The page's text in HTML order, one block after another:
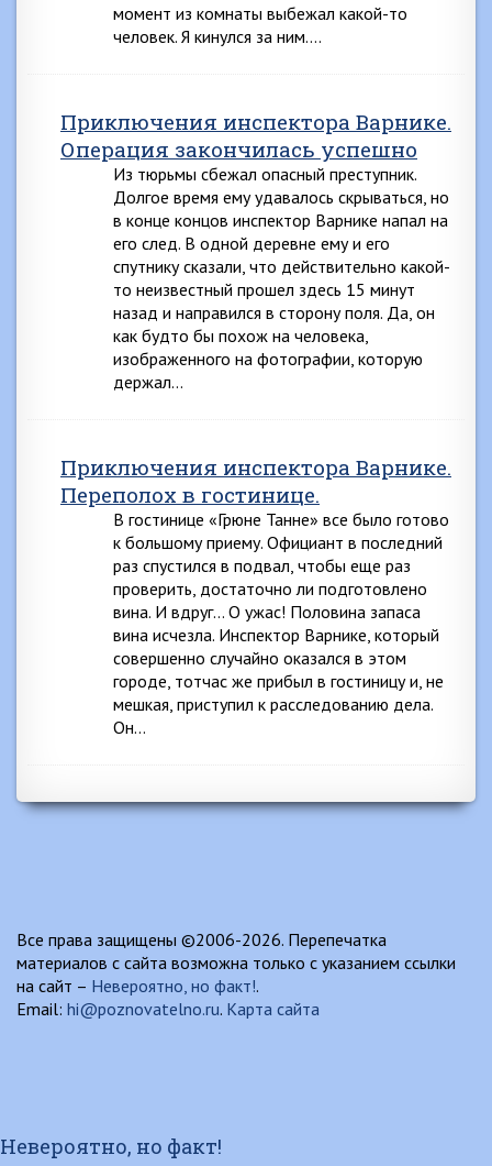
момент из комнаты выбежал какой-то
человек. Я кинулся за ним….
Приключения инспектора Варнике.
Операция закончилась успешно
Из тюрьмы сбежал опасный преступник.
Долгое время ему удавалось скрываться, но
в конце концов инспектор Варнике напал на
его след. В одной деревне ему и его
спутнику сказали, что действительно какой-
то неизвестный прошел здесь 15 минут
назад и направился в сторону поля. Да, он
как будто бы похож на человека,
изображенного на фотографии, которую
держал…
Приключения инспектора Варнике.
Переполох в гостинице.
В гостинице «Грюне Танне» все было готово
к большому приему. Официант в последний
раз спустился в подвал, чтобы еще раз
проверить, достаточно ли подготовлено
вина. И вдруг… О ужас! Половина запаса
вина исчезла. Инспектор Варнике, который
совершенно случайно оказался в этом
городе, тотчас же прибыл в гостиницу и, не
мешкая, приступил к расследованию дела.
Он…
Все права защищены ©2006-2026. Перепечатка
материалов с сайта возможна только с указанием ссылки
на сайт – Невероятно, но факт!.
Email: hi@poznovatelno.ru. Карта сайта
Невероятно, но факт!